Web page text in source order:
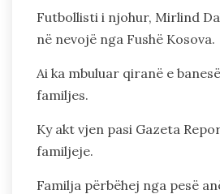
Futbollisti i njohur, Mirlind
në nevojë nga Fushë Kosova.
Ai ka mbuluar qiranë e
familjes.
Ky akt vjen pasi Gazeta
familjeje.
Familja përbëhej nga pesë